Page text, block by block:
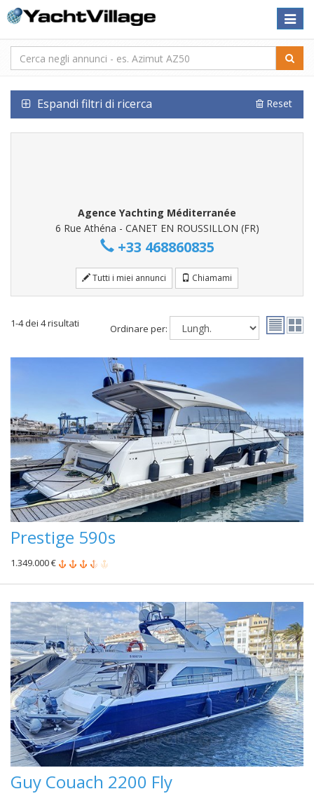
Toggle
Espandi filtri di ricerca Reset
Agence Yachting Méditerranée
6 Rue Athéna - CANET EN ROUSSILLON (FR)
+33 468860835
Tutti i miei annunci Chiamami
1-4 dei 4 risultati Ordinare per:
Prestige 590s
1.349.000 €
Guy Couach 2200 Fly